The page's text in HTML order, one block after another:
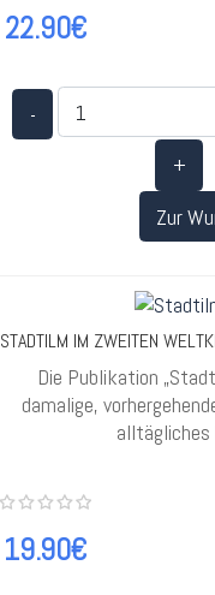
22.90€
-
+
Zur
STADTILM IM ZWEITEN
Die Publikation
damalige,
alltägliches
19.90€